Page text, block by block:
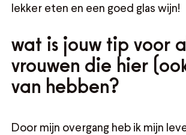
lekker eten en een goed glas wijn!
wat is jouw tip voor
vrouwen die hier
van hebben?
Door mijn overgang heb ik mijn